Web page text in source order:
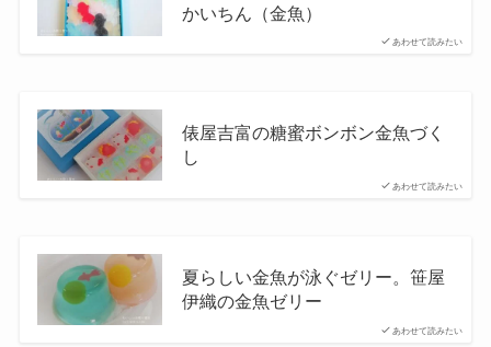
あわせて読みたい
かいちん（金魚）
あわせて読みたい
俵屋吉富の糖蜜ボンボン金魚づく
し
あわせて読みたい
夏らしい金魚が泳ぐゼリー。笹屋
伊織の金魚ゼリー